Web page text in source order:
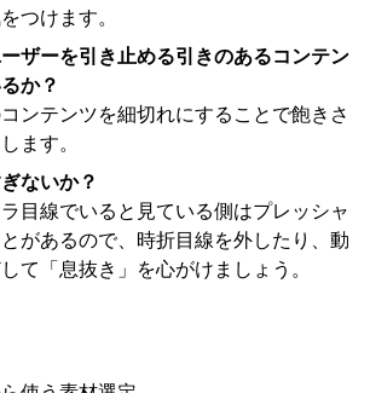
つけます。
ザーを引き止める引きのあるコンテン
か？
ンテンツを細切れにすることで飽きさ
ます。
ないか？
目線でいると見ている側はプレッシャ
があるので、時折目線を外したり、動
て「息抜き」を心がけましょう。